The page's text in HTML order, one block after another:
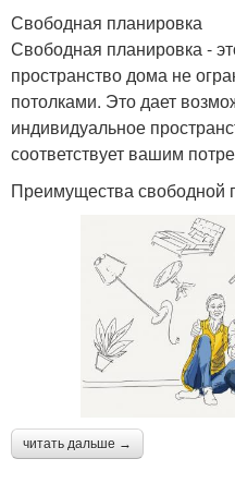
Свободная планировка
Свободная планировка -
пространство дома не
потолками. Это дает
индивидуальное
соответствует вашим
Преимущества свободной
читать дальше →